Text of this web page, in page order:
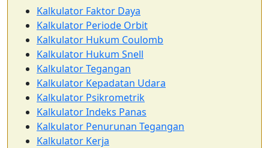
Kalkulator Faktor Daya
Kalkulator Periode Orbit
Kalkulator Hukum Coulomb
Kalkulator Hukum Snell
Kalkulator Tegangan
Kalkulator Kepadatan Udara
Kalkulator Psikrometrik
Kalkulator Indeks Panas
Kalkulator Penurunan Tegangan
Kalkulator Kerja